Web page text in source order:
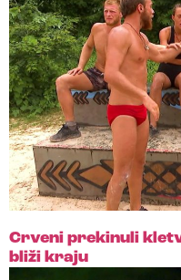
Crveni prekinuli
bliži kraju